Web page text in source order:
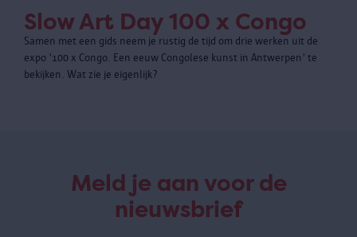
Slow Art Day 100 x Congo
Samen met een gids neem je rustig de tijd om drie werken uit de
expo '100 x Congo. Een eeuw Congolese kunst in Antwerpen' te
bekijken. Wat zie je eigenlijk?
Meld je aan voor de
nieuwsbrief